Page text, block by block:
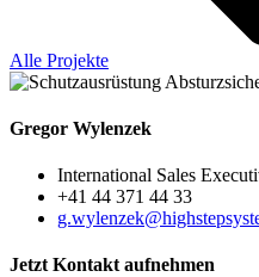
Alle Projekte
Gregor Wylenzek
International Sales
+41 44 371 44 33
Jetzt Kontakt aufnehmen